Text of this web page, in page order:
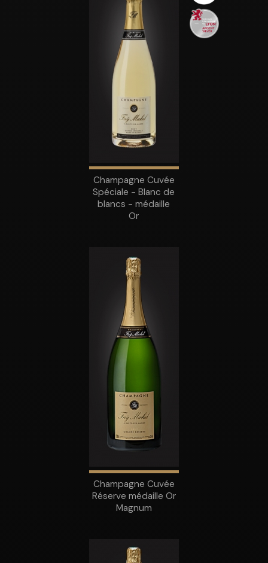
Champagne Cuvée
Spéciale - Blanc de
blancs - médaille
Or
Champagne Cuvée
Réserve médaille Or
Magnum